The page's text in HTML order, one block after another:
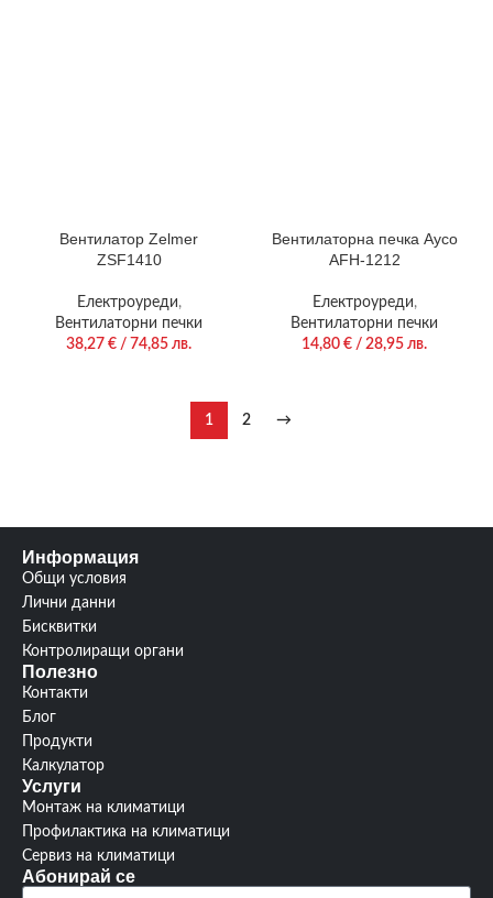
Вентилатор Zelmer
ZSF1410
Електроуреди,
Вентилаторни печки
38,27 € / 74,85 лв.
Вентилаторна печка Ayco
AFH-1212
Електроуреди,
Вентилаторни печки
14,80 € / 28,95 лв.
1 2 →
Информация
Общи условия
Лични данни
Бисквитки
Контролиращи органи
Полезно
Контакти
Блог
Продукти
Калкулатор
Услуги
Монтаж на климатици
Профилактика на климатици
Сервиз на климатици
Абонирай се